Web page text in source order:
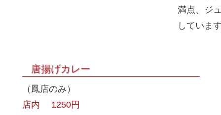
満点、ジ
していま
唐揚げカレー
（鳳店のみ）
店内 1250円